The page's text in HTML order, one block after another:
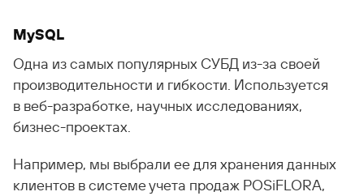
MySQL
Одна из самых популярных СУБД из-за своей
производительности и гибкости. Используется
в веб-разработке, научных исследованиях,
бизнес-проектах.
Например, мы выбрали ее для хранения данных
клиентов в системе учета продаж POSiFLORA,